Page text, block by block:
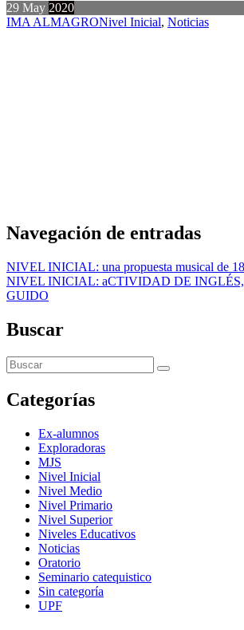
29 May 2020
IMA ALMAGRONivel Inicial, Noticias
Navegación de entradas
NIVEL INICIAL: una propuesta musical de
NIVEL INICIAL: aCTIVIDAD DE INGLÉS,
GUIDO
Buscar
Categorías
Ex-alumnos
Exploradoras
MJS
Nivel Inicial
Nivel Medio
Nivel Primario
Nivel Superior
Niveles Educativos
Noticias
Oratorio
Seminario catequistico
Sin categoría
UPF